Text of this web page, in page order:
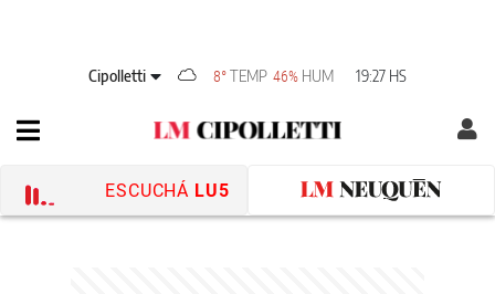
Cipolletti 8° TEMP 46% HUM 19:27 HS
ESCUCHÁ LU5